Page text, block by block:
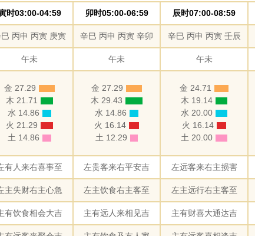
时03:00-04:59 卯时05:00-06:59 辰时07:00-08:59
丙申 丙寅 庚寅 辛巳 丙申 丙寅 辛卯 辛巳 丙申 丙寅 壬辰
午未 午未 午未
金 27.29
木 21.71
水 14.86
火 21.29
土 14.86
金 27.29
木 29.43
水 14.86
火 16.14
土 12.29
金 24.71
木 19.14
水 20.00
火 16.14
土 20.00
有人来右喜事至 左贵客来右平安吉 左远客来右主损害
主失财右主心急 左主饮食右主客至 左主远行右主客至
有饮食相会大吉 主有远人来相见吉 主有财喜大通达吉